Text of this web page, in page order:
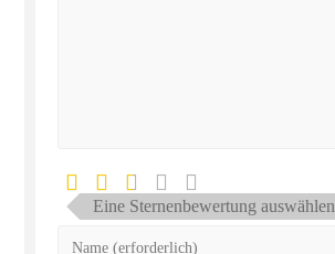
Eine Sternenbewertung auswählen